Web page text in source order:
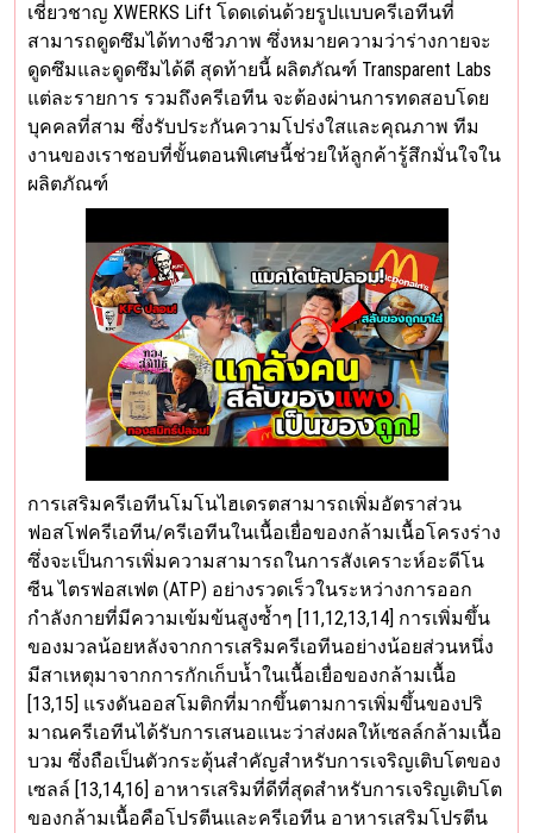
เชี่ยวชาญ XWERKS Lift โดดเด่นด้วยรูปแบบครีเอทีนที่
สามารถดูดซึมได้ทางชีวภาพ ซึ่งหมายความว่าร่างกายจะ
ดูดซึมและดูดซึมได้ดี สุดท้ายนี้ ผลิตภัณฑ์ Transparent Labs
แต่ละรายการ รวมถึงครีเอทีน จะต้องผ่านการทดสอบโดย
บุคคลที่สาม ซึ่งรับประกันความโปร่งใสและคุณภาพ ทีม
งานของเราชอบที่ขั้นตอนพิเศษนี้ช่วยให้ลูกค้ารู้สึกมั่นใจใน
ผลิตภัณฑ์
การเสริมครีเอทีนโมโนไฮเดรตสามารถเพิ่มอัตราส่วน
ฟอสโฟครีเอทีน/ครีเอทีนในเนื้อเยื่อของกล้ามเนื้อโครงร่าง
ซึ่งจะเป็นการเพิ่มความสามารถในการสังเคราะห์อะดีโน
ซีน ไตรฟอสเฟต (ATP) อย่างรวดเร็วในระหว่างการออก
กำลังกายที่มีความเข้มข้นสูงซ้ำๆ [11,12,13,14] การเพิ่มขึ้น
ของมวลน้อยหลังจากการเสริมครีเอทีนอย่างน้อยส่วนหนึ่ง
มีสาเหตุมาจากการกักเก็บน้ำในเนื้อเยื่อของกล้ามเนื้อ
[13,15] แรงดันออสโมติกที่มากขึ้นตามการเพิ่มขึ้นของปริ
มาณครีเอทีนได้รับการเสนอแนะว่าส่งผลให้เซลล์กล้ามเนื้อ
บวม ซึ่งถือเป็นตัวกระตุ้นสำคัญสำหรับการเจริญเติบโตของ
เซลล์ [13,14,16] อาหารเสริมที่ดีที่สุดสำหรับการเจริญเติบโต
ของกล้ามเนื้อคือโปรตีนและครีเอทีน อาหารเสริมโปรตีน